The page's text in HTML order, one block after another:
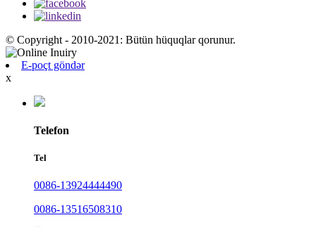
© Copyright - 2010-2021: Bütün hüquqlar qorunur.
E-poçt göndər
x
Telefon
Tel
0086-13924444490
0086-13516508310